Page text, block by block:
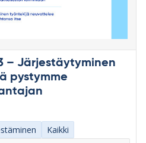
– Järjestäytyminen
pystymme
Kaikki